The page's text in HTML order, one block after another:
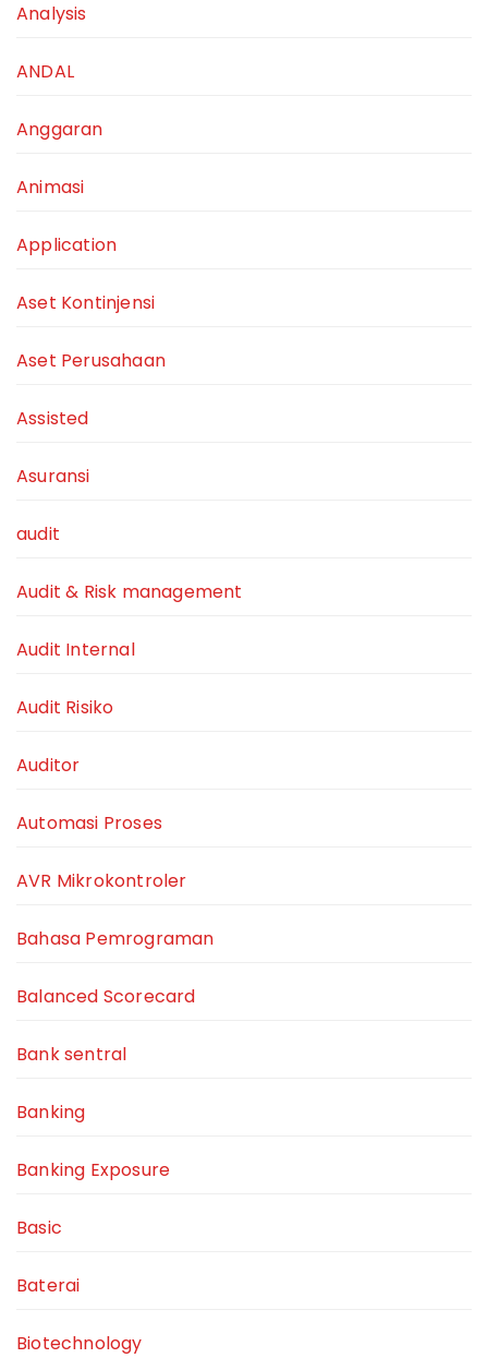
Analysis
ANDAL
Anggaran
Animasi
Application
Aset Kontinjensi
Aset Perusahaan
Assisted
Asuransi
audit
Audit & Risk management
Audit Internal
Audit Risiko
Auditor
Automasi Proses
AVR Mikrokontroler
Bahasa Pemrograman
Balanced Scorecard
Bank sentral
Banking
Banking Exposure
Basic
Baterai
Biotechnology